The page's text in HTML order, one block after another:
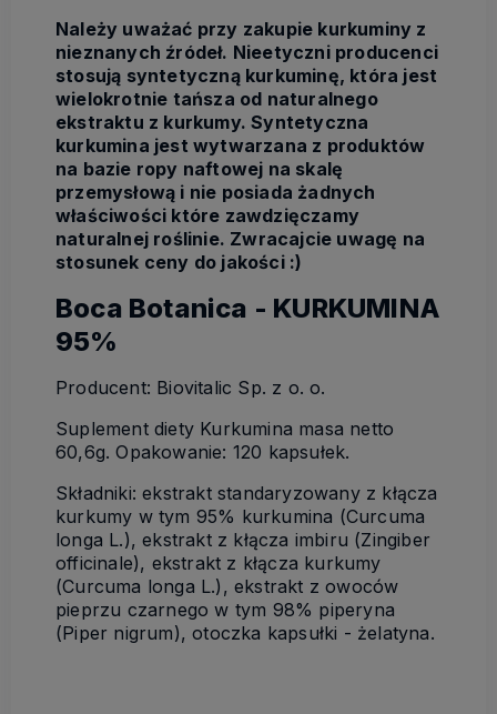
Należy uważać przy zakupie kurkuminy z
nieznanych źródeł. Nieetyczni producenci
stosują syntetyczną kurkuminę, która jest
wielokrotnie tańsza od naturalnego
ekstraktu z kurkumy. Syntetyczna
kurkumina jest wytwarzana z produktów
na bazie ropy naftowej na skalę
przemysłową i nie posiada żadnych
właściwości które zawdzięczamy
naturalnej roślinie. Zwracajcie uwagę na
stosunek ceny do jakości :)
Boca Botanica - KURKUMINA
95%
Producent: Biovitalic Sp. z o. o.
Suplement diety Kurkumina masa netto
60,6g. Opakowanie: 120 kapsułek.
Składniki: ekstrakt standaryzowany z kłącza
kurkumy w tym 95% kurkumina (Curcuma
longa L.), ekstrakt z kłącza imbiru (Zingiber
officinale), ekstrakt z kłącza kurkumy
(Curcuma longa L.), ekstrakt z owoców
pieprzu czarnego w tym 98% piperyna
(Piper nigrum), otoczka kapsułki - żelatyna.